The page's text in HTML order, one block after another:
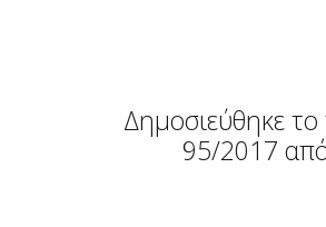
Δημοσιεύθηκε το
95/2017